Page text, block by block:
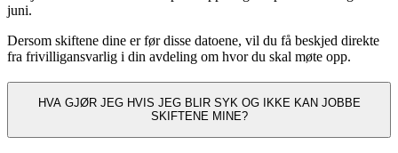
juni.
Dersom skiftene dine er før disse datoene, vil du få beskjed direkte
fra frivilligansvarlig i din avdeling om hvor du skal møte opp.
HVA GJØR JEG HVIS JEG BLIR SYK OG IKKE KAN JOBBE
SKIFTENE MINE?